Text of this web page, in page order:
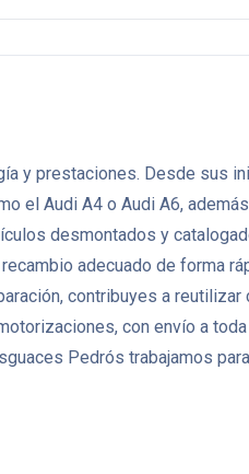
y prestaciones. Desde sus
el Audi A4 o Audi A6,
desmontados y
adecuado de forma
contribuyes a
con envío a
Pedrós trabajamos